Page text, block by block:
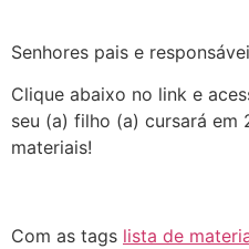
Senhores pais e
Clique abaixo no link e
seu (a) filho (a) cursará
materiais!
Com as tags lista de